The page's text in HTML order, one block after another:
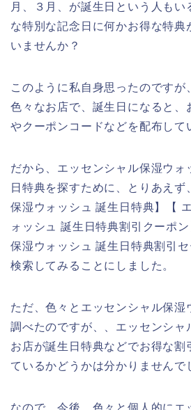
月、３月、が誕生日という人もい
な特別な記念日に何かお得な特典
いませんか？
このように私自身思ったのですが
色々なお店で、誕生日になると、
やクーポンコードなどを配布して
だから、エッセンシャル保湿ウォ
日特典を探すために、とりあえず
保湿ウォッシュ 誕生日特典】【
ォッシュ 誕生日特典割引クーポ
保湿ウォッシュ 誕生日特典割引
検索してみることにしました。
ただ、色々とエッセンシャル保湿
調べたのですが、、エッセンシャ
お店が誕生日特典などでお得な割
ているかどうかは分かりませんで
なので、今後、色々と個人的にエ